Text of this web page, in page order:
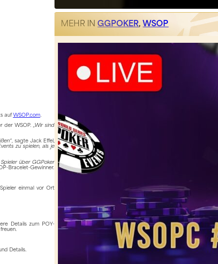
aufWSOP.com.
der WSOP. „Wir sind
, sagte Jack Effel,
zu spielen, als je
über GGPoker
Bracelet-Gewinner.
einmal vor Ort
Details zum POY-
Details.
MEHR INGGPOKER, WSOP